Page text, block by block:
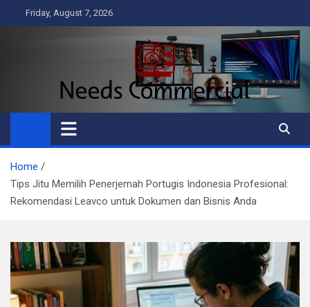
to
Friday, August 7, 2026
Needs Commercial
Business
Home
Tips Jitu Memilih Penerjemah Portugis Indonesia Profesional:
Rekomendasi Leavco untuk Dokumen dan Bisnis Anda